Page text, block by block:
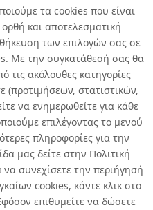
τα cookies που είναι
και αποτελεσματική
των επιλογών σας σε
Με την συγκατάθεσή σας θα
τις ακόλουθες κατηγορίες
(προτιμήσεων, στατιστικών,
να ενημερωθείτε για κάθε
επιλέγοντας το μενού
πληροφορίες για την
μας δείτε στην Πολιτική
να συνεχίσετε την περιήγησή
cookies, κάντε κλικ στο
επιθυμείτε να δώσετε
Ξέχασες το password;
Χρωματιστά